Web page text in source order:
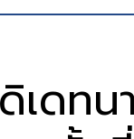
ดทนา